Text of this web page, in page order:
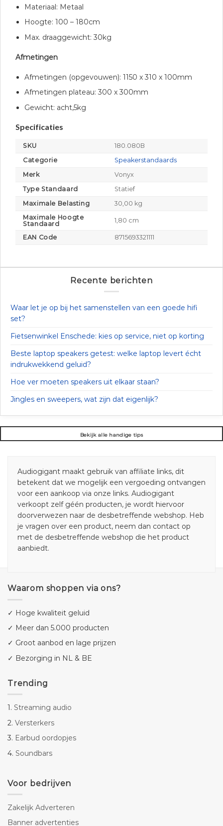
Materiaal: Metaal
Hoogte: 100 – 180cm
Max. draaggewicht: 30kg
Afmetingen
Afmetingen (opgevouwen): 1150 x 310 x 100mm
Afmetingen plateau: 300 x 300mm
Gewicht: acht,5kg
Specificaties
SKU
180.080B
Categorie
Speakerstandaards
Merk
Vonyx
Type Standaard
Statief
Maximale Belasting
30,00 kg
Maximale Hoogte
Standaard
1,80 cm
EAN Code 8715693321111
Recente berichten
Waar let je op bij het samenstellen van een goede hifi
set?
Fietsenwinkel Enschede: kies op service, niet op korting
Beste laptop speakers getest: welke laptop levert écht
indrukwekkend geluid?
Hoe ver moeten speakers uit elkaar staan?
Jingles en sweepers, wat zijn dat eigenlijk?
Bekijk alle handige tips
Audiogigant maakt gebruik van affiliate links, dit
betekent dat we mogelijk een vergoeding ontvangen
voor een aankoop via onze links. Audiogigant
verkoopt zelf géén producten, je wordt hiervoor
doorverwezen naar de desbetreffende webshop. Heb
je vragen over een product, neem dan contact op
met de desbetreffende webshop die het product
aanbiedt.
Waarom shoppen via ons?
✓ Hoge kwaliteit geluid
✓ Meer dan 5.000 producten
✓ Groot aanbod en lage prijzen
✓ Bezorging in NL & BE
Trending
1. Streaming audio
2. Versterkers
3. Earbud oordopjes
4. Soundbars
Voor bedrijven
Zakelijk Adverteren
Banner advertenties